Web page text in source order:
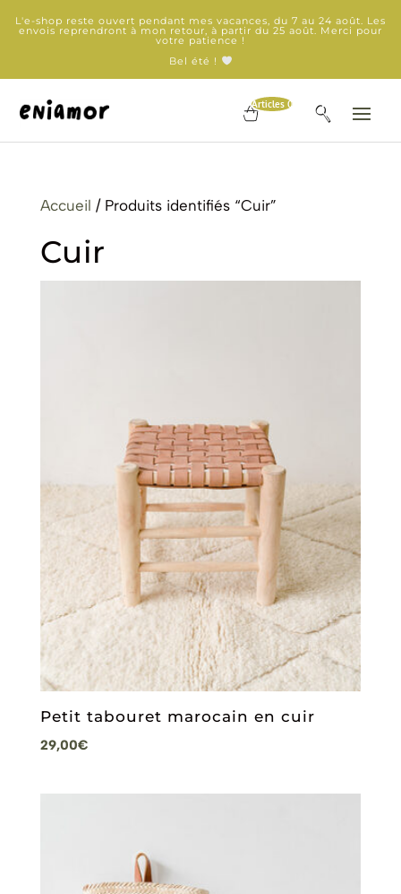
L'e-shop reste ouvert pendant mes vacances, du 7 au 24 août. Les
envois reprendront à mon retour, à partir du 25 août. Merci pour
votre patience !
Bel été !
Articles 0
Accueil / Produits identifiés “Cuir”
Cuir
Petit tabouret marocain en cuir
29,00€